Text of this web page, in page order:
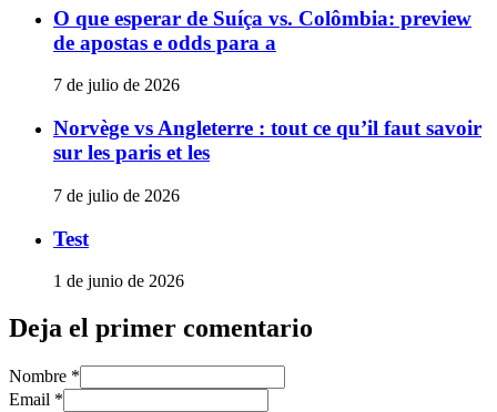
O que esperar de Suíça vs. Colômbia: preview
de apostas e odds para a
7 de julio de 2026
Norvège vs Angleterre : tout ce qu’il faut savoir
sur les paris et les
7 de julio de 2026
Test
1 de junio de 2026
Deja el primer comentario
Nombre *
Email *